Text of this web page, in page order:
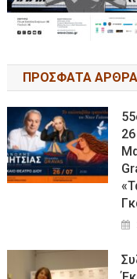
ΠΡΟΣΦΑΤΑ ΑΡΘΡΑ